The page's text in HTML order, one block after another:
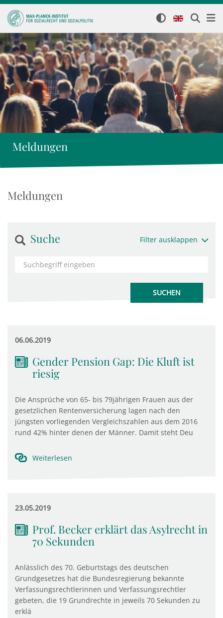
Meldungen
Meldungen
Suche Filter ausklappen
06.06.2019
Gender Pension Gap: Die Kluft ist
riesig
Die Ansprüche von 65- bis 79jährigen Frauen aus der
gesetzlichen Rentenversicherung lagen nach den
jüngsten vorliegenden Vergleichszahlen aus dem 2016
rund 42% hinter denen der Männer. Damit steht Deu
Weiterlesen
23.05.2019
Prof. Becker erklärt das Asylrecht in
70 Sekunden
Anlässlich des 70. Geburtstags des deutschen
Grundgesetzes hat die Bundesregierung bekannte
Verfassungsrechtlerinnen und Verfassungsrechtler
gebeten, die 19 Grundrechte in jeweils 70 Sekunden zu
erklä